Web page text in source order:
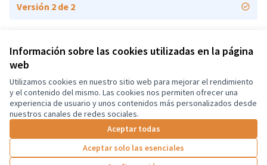
Información sobre las cookies utilizadas en la página
web
Utilizamos cookies en nuestro sitio web para mejorar el rendimiento
y el contenido del mismo. Las cookies nos permiten ofrecer una
experiencia de usuario y unos contenidos más personalizados desde
nuestros canales de redes sociales.
Aceptar todas
Aceptar solo las esenciales
Versión 2 de 2
Términos y condiciones de uso
Configuración de cookies
Castellano
Triar la llenguaElegir el idioma
Con licencia
(Enlace